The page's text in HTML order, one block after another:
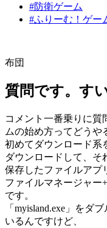
#防衛ゲーム
#ふりーむ！ゲー
布団
質問です。す
コメント一番乗りに質
ムの始め方ってどうや
初めてダウンロード系
ダウンロードして、そ
保存したファイルアプ
ファイルマネージャー+
です。
「myisland.exe」をダ
いるんですけど、